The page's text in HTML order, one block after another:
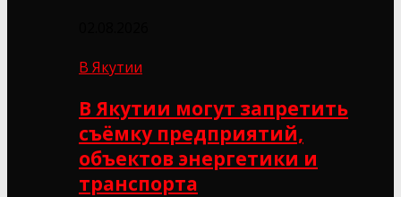
В Якутии
В Якутии могут запретить
съёмку предприятий,
объектов энергетики и
транспорта